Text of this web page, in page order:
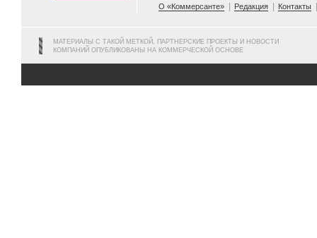
О «Коммерсанте»
Редакция Контакты
МАТЕРИАЛЫ С ТАКОЙ МЕТКОЙ, ПАРТНЕРСКИЕ ПРОЕКТЫ И НОВОСТИ
КОМПАНИЙ ОПУБЛИКОВАНЫ НА КОММЕРЧЕСКОЙ ОСНОВЕ